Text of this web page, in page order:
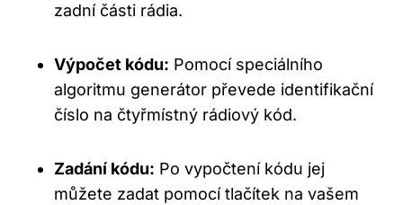
zadní části rádia.
Výpočet kódu: Pomocí speciálního
algoritmu generátor převede identifikační
číslo na čtyřmístný ⁣rádiový kód.
Zadání kódu: Po vypočtení kódu jej
můžete zadat pomocí tlačítek na vašem